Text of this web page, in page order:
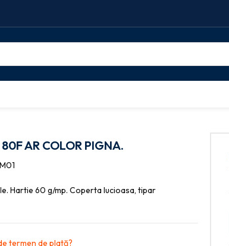
AR COLOR PIGNA.
Hartie 60 g/mp. Coperta lucioasa, tipar
termen de plată?